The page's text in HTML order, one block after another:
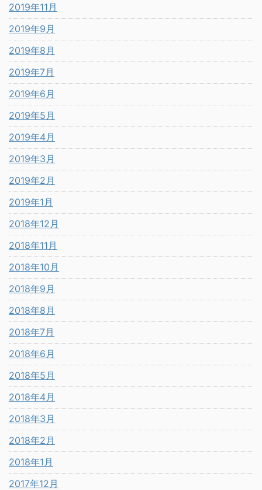
2019年11月
2019年9月
2019年8月
2019年7月
2019年6月
2019年5月
2019年4月
2019年3月
2019年2月
2019年1月
2018年12月
2018年11月
2018年10月
2018年9月
2018年8月
2018年7月
2018年6月
2018年5月
2018年4月
2018年3月
2018年2月
2018年1月
2017年12月